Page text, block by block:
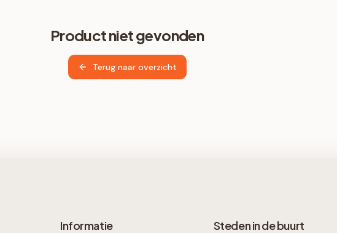
Product niet gevonden
Terug naar overzicht
Informatie Steden in de buurt